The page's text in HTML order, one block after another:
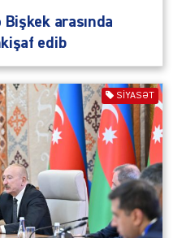
arasında
edib
SIYASƏT